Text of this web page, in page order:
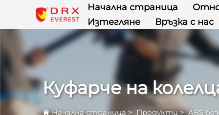
Начална страница
Изтегляне
Връзка с нас
Куфарче на
Начална страница > Продукти>ABS